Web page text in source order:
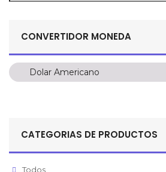
CONVERTIDOR MONEDA
Dolar Americano
Dolar Americano
Pesos Mexicanos
CATEGORIAS DE PRODUCTOS
Todos